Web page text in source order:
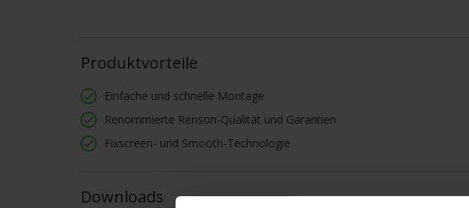
Produktvorteile
Einfache und schnelle Montage
Renommierte Renson-Qualität und Garantien
Fixscreen- und Smooth-Technologie
Downloads